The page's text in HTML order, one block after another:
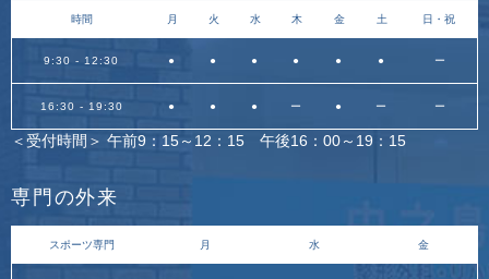
時間 月 火 水 木 金 土 日・祝
9:30 - 12:30 ● ● ● ● ● ● ー
16:30 - 19:30 ● ● ● ー ● ー ー
＜受付時間＞ 午前9：15～12：15 午後16：00～19：15
専門の外来
スポーツ専門 月 水 金